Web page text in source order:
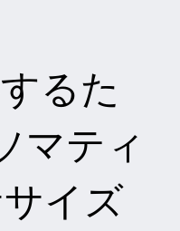
るた
マティ
イズ